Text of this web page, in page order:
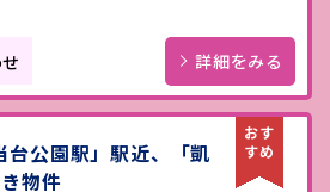
詳細をみる
台公園駅」駅近、「凱
物件